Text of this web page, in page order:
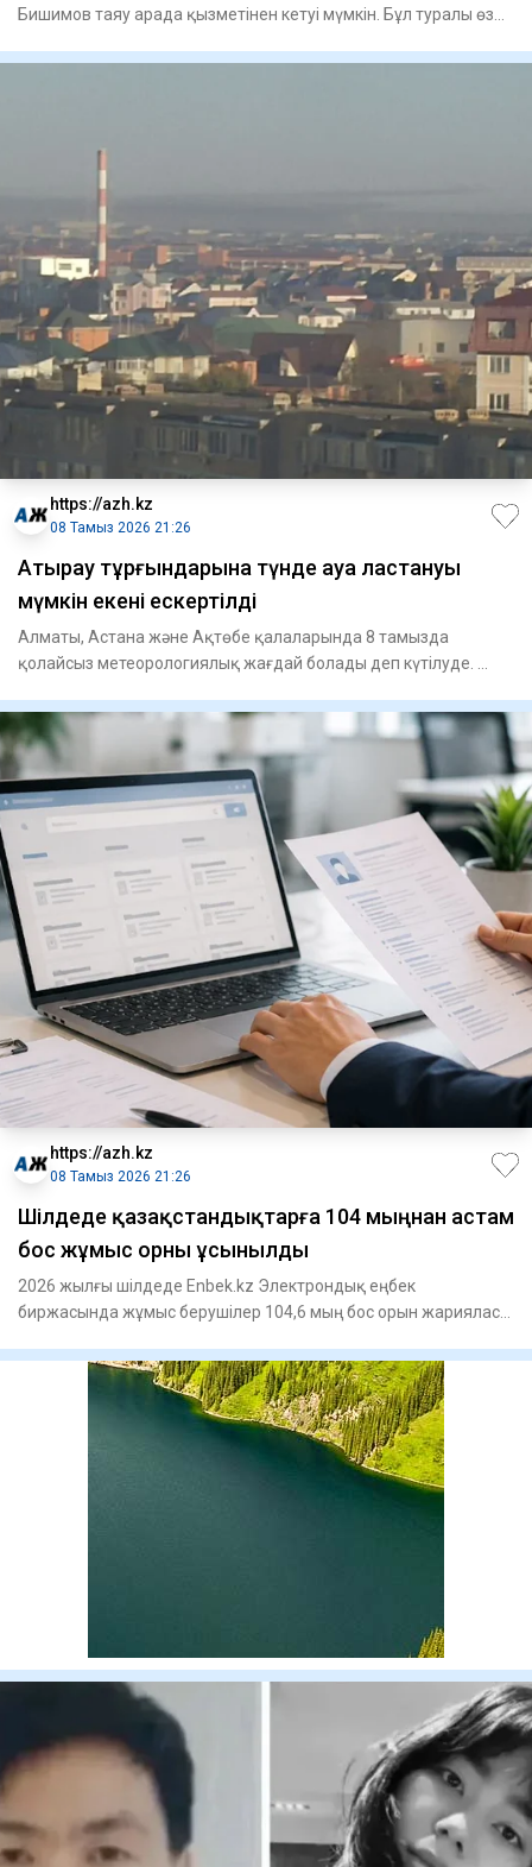
Бишимов таяу арада қызметінен кетуі мүмкін. Бұл туралы өз
https://azh.kz
08 Тамыз 2026 21:26
Атырау тұрғындарына түнде ауа ластануы
мүмкін екені ескертілді
Алматы, Астана және Ақтөбе қалаларында 8 тамызда
қолайсыз метеорологиялық жағдай болады деп күтілуде.
https://azh.kz
08 Тамыз 2026 21:26
​Шілдеде қазақстандықтарға 104 мыңнан астам
бос жұмыс орны ұсынылды
2026 жылғы шілдеде Enbek.kz Электрондық еңбек
биржасында жұмыс берушілер 104,6 мың бос орын жарияласа,